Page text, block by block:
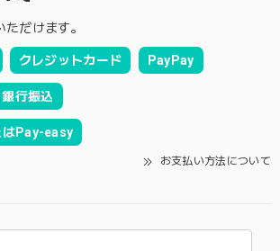
だけます。
クレジットカード PayPay
銀行振込
はPay-easy
お支払い方法について